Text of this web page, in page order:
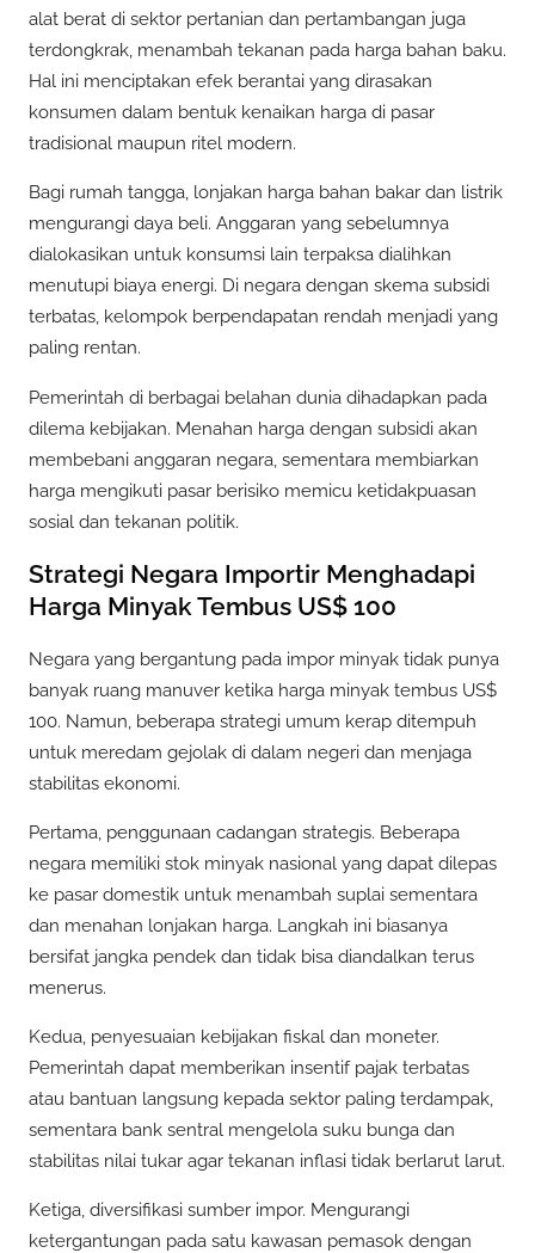
alat berat di sektor pertanian dan pertambangan juga
terdongkrak, menambah tekanan pada harga bahan baku.
Hal ini menciptakan efek berantai yang dirasakan
konsumen dalam bentuk kenaikan harga di pasar
tradisional maupun ritel modern.
Bagi rumah tangga, lonjakan harga bahan bakar dan listrik
mengurangi daya beli. Anggaran yang sebelumnya
dialokasikan untuk konsumsi lain terpaksa dialihkan
menutupi biaya energi. Di negara dengan skema subsidi
terbatas, kelompok berpendapatan rendah menjadi yang
paling rentan.
Pemerintah di berbagai belahan dunia dihadapkan pada
dilema kebijakan. Menahan harga dengan subsidi akan
membebani anggaran negara, sementara membiarkan
harga mengikuti pasar berisiko memicu ketidakpuasan
sosial dan tekanan politik.
Strategi Negara Importir Menghadapi
Harga Minyak Tembus US$ 100
Negara yang bergantung pada impor minyak tidak punya
banyak ruang manuver ketika harga minyak tembus US$
100. Namun, beberapa strategi umum kerap ditempuh
untuk meredam gejolak di dalam negeri dan menjaga
stabilitas ekonomi.
Pertama, penggunaan cadangan strategis. Beberapa
negara memiliki stok minyak nasional yang dapat dilepas
ke pasar domestik untuk menambah suplai sementara
dan menahan lonjakan harga. Langkah ini biasanya
bersifat jangka pendek dan tidak bisa diandalkan terus
menerus.
Kedua, penyesuaian kebijakan fiskal dan moneter.
Pemerintah dapat memberikan insentif pajak terbatas
atau bantuan langsung kepada sektor paling terdampak,
sementara bank sentral mengelola suku bunga dan
stabilitas nilai tukar agar tekanan inflasi tidak berlarut larut.
Ketiga, diversifikasi sumber impor. Mengurangi
ketergantungan pada satu kawasan pemasok dengan